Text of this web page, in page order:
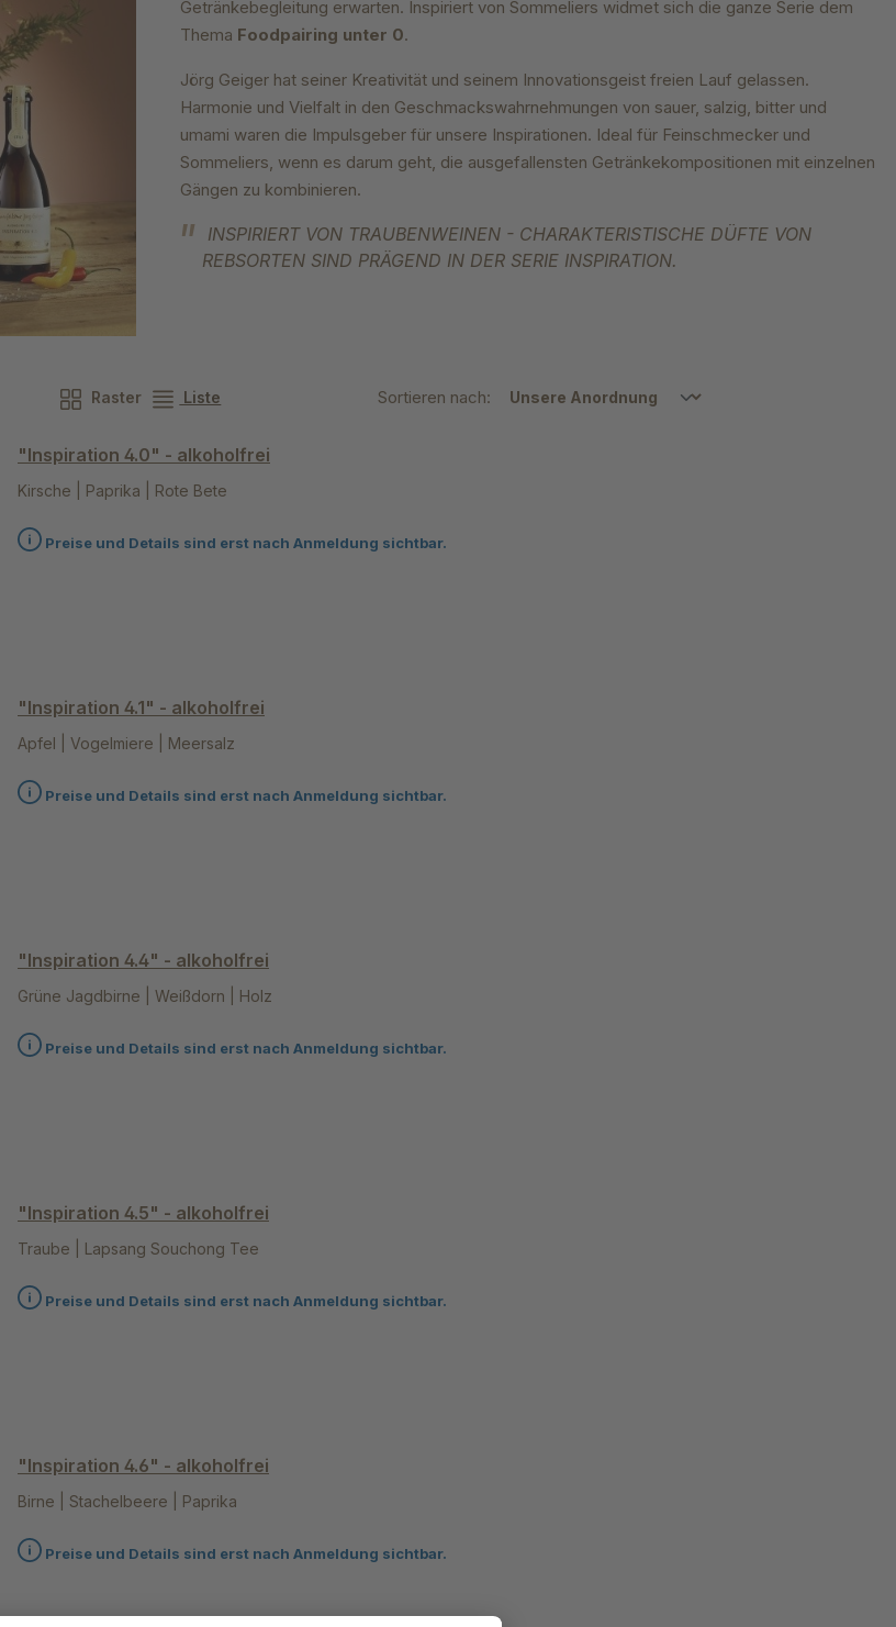
Getränkebegleitung erwarten. Inspiriert von Sommeliers widmet sich die ganze Serie dem
Thema Foodpairing unter 0.
Jörg Geiger hat seiner Kreativität und seinem Innovationsgeist freien Lauf gelassen.
Harmonie und Vielfalt in den Geschmackswahrnehmungen von sauer, salzig, bitter und
umami waren die Impulsgeber für unsere Inspirationen. Ideal für Feinschmecker und
Sommeliers, wenn es darum geht, die ausgefallensten Getränkekompositionen mit einzelnen
Gängen zu kombinieren.
INSPIRIERT VON TRAUBENWEINEN - CHARAKTERISTISCHE DÜFTE VON
REBSORTEN SIND PRÄGEND IN DER SERIE INSPIRATION.
Raster Liste Sortieren nach:
"Inspiration 4.0" - alkoholfrei
Kirsche | Paprika | Rote Bete
Preise und Details sind erst nach Anmeldung sichtbar.
"Inspiration 4.1" - alkoholfrei
Apfel | Vogelmiere | Meersalz
Preise und Details sind erst nach Anmeldung sichtbar.
"Inspiration 4.4" - alkoholfrei
Grüne Jagdbirne | Weißdorn | Holz
Preise und Details sind erst nach Anmeldung sichtbar.
"Inspiration 4.5" - alkoholfrei
Traube | Lapsang Souchong Tee
Preise und Details sind erst nach Anmeldung sichtbar.
"Inspiration 4.6" - alkoholfrei
Birne | Stachelbeere | Paprika
Preise und Details sind erst nach Anmeldung sichtbar.